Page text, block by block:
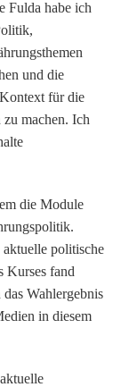
Fulda habe ich
unddie
für die
machen. Ich
die Module
aktuelle politische
Kurses fand
das Wahlergebnis
in diesem